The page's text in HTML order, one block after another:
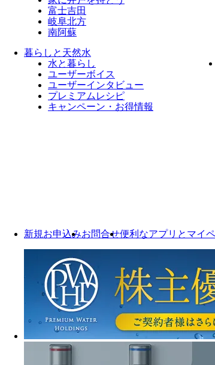
富士吉田
岐阜北方
南阿蘇
暮らしと天然水
水と暮らし
ユーザーボイス
ユーザーインタビュー
プレミアムレシピ
キャンペーン・お得情報
新規お申込みお問合せ便利なアプリとマイ